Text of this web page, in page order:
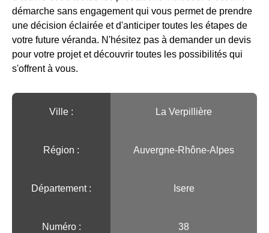
démarche sans engagement qui vous permet de prendre
une décision éclairée et d'anticiper toutes les étapes de
votre future véranda. N'hésitez pas à demander un devis
pour votre projet et découvrir toutes les possibilités qui
s'offrent à vous.
Ville :️ La Verpillière
Région :️ Auvergne-Rhône-Alpes
Département : Isere
Numéro : 38